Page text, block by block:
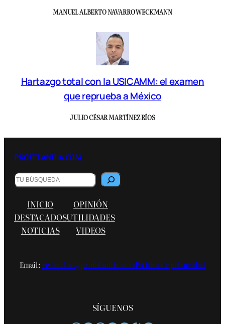
MANUEL ALBERTO NAVARRO WECKMANN
Hartazgo total con la USICAMM: el examen
que reprueba a México
JULIO CÉSAR MARTÍNEZ RÍOS
PROFELANDIA.COM
Buscar
INICIO
DESTACADOS
NOTICIAS
OPINIÓN
UTILIDADES
VIDEOS
Email:redaccion@profelandia.comPolítica de privacidad
SÍGUENOS